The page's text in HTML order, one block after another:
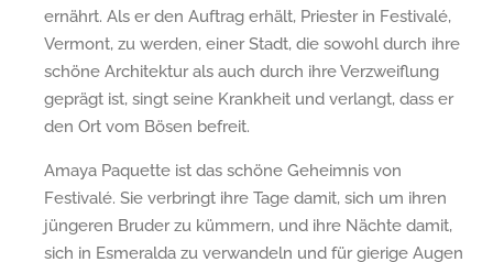
ernährt. Als er den Auftrag erhält, Priester in Festivalé,
Vermont, zu werden, einer Stadt, die sowohl durch ihre
schöne Architektur als auch durch ihre Verzweiflung
geprägt ist, singt seine Krankheit und verlangt, dass er
den Ort vom Bösen befreit.
Amaya Paquette ist das schöne Geheimnis von
Festivalé. Sie verbringt ihre Tage damit, sich um ihren
jüngeren Bruder zu kümmern, und ihre Nächte damit,
sich in Esmeralda zu verwandeln und für gierige Augen